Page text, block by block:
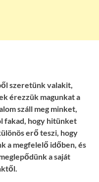
szeretünk valakit,
érezzük magunkat a
száll meg minket,
fakad, hogy hitünket
erő teszi, hogy
a megfelelő időben, és
a saját